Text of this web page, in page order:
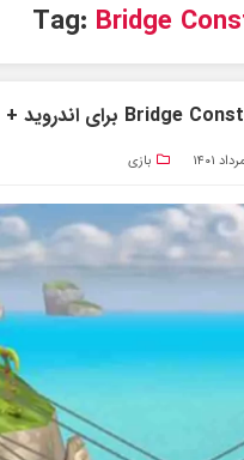
Tag: Bridge
بازی